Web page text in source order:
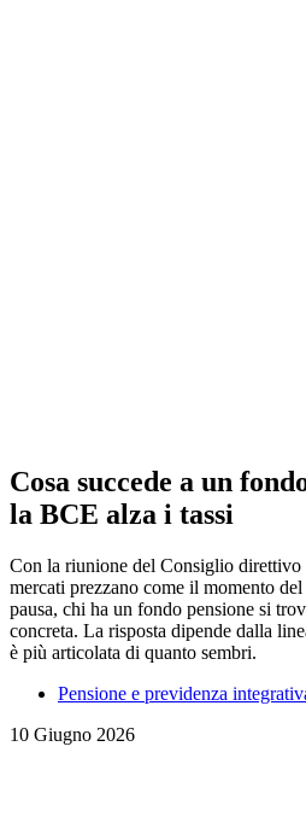
Cosa succede a un
la BCE alza i tassi
Con la riunione del Consiglio
mercati prezzano come il momento
pausa, chi ha un fondo pensione si
concreta. La risposta dipende dalla
è più articolata di quanto sembri.
Pensione e previdenza
10 Giugno 2026